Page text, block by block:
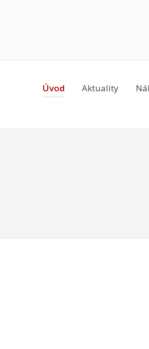
Úvod Aktuality